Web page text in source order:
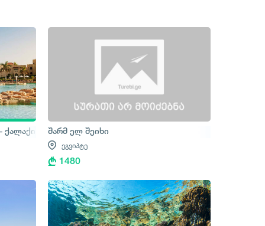
ქალაქის ტურიშარმ ელ შეიხი
ეგვიპტე
1480